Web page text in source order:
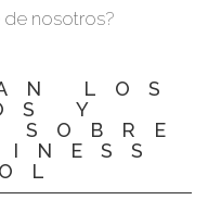
nosotros?
LOS
Y
SOBRE